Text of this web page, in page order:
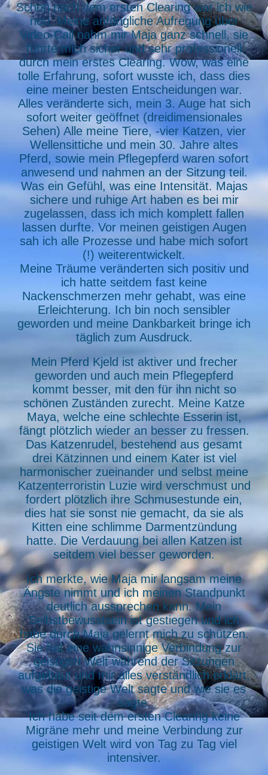
Schon nach dem ersten Clearing war ich wie
neu. Meine anfängliche Aufregung über
Video-Call nahm mir Maja ganz schnell, sie
führte mich sicher und sehr professionell
durch mein erstes Clearing. Wow, was eine
tolle Erfahrung, sofort wusste ich, dass dies
eine meiner besten Entscheidungen war.
Alles veränderte sich, mein 3. Auge hat sich
sofort weiter geöffnet (dreidimensionales
Sehen) Alle meine Tiere, -vier Katzen, vier
Wellensittiche und mein 30. Jahre altes
Pferd, sowie mein Pflegepferd waren sofort
anwesend und nahmen an der Sitzung teil.
Was ein Gefühl, was eine Intensität. Majas
sichere und ruhige Art haben es bei mir
zugelassen, dass ich mich komplett fallen
lassen durfte. Vor meinen geistigen Augen
sah ich alle Prozesse und habe mich sofort
(!) weiterentwickelt.
Meine Träume veränderten sich positiv und
ich hatte seitdem fast keine
Nackenschmerzen mehr gehabt, was eine
Erleichterung. Ich bin noch sensibler
geworden und meine Dankbarkeit bringe ich
täglich zum Ausdruck.
Mein Pferd Kjeld ist aktiver und frecher
geworden und auch mein Pflegepferd
kommt besser, mit den für ihn nicht so
schönen Zuständen zurecht. Meine Katze
Maya, welche eine schlechte Esserin ist,
fängt plötzlich wieder an besser zu fressen.
Das Katzenrudel, bestehend aus gesamt
drei Kätzinnen und einem Kater ist viel
harmonischer zueinander und selbst meine
Katzenterroristin Luzie wird verschmust und
fordert plötzlich ihre Schmusestunde ein,
dies hat sie sonst nie gemacht, da sie als
Kitten eine schlimme Darmentzündung
hatte. Die Verdauung bei allen Katzen ist
seitdem viel besser geworden.
Ich merkte, wie Maja mir langsam meine
Ängste nimmt und ich meinen Standpunkt
deutlich aussprechen kann. Mein
Selbstbewusstsein ist gestiegen und ich
habe durch Maja gelernt mich zu schützen.
Sie hat eine wahnsinnige Verbindung zur
geistigen Welt während der Sitzungen
aufgebaut und mir alles verständlich erklärt,
was die geistige Welt sagte und wie sie es
sagte.
Ich habe seit dem ersten Clearing keine
Migräne mehr und meine Verbindung zur
geistigen Welt wird von Tag zu Tag viel
intensiver.